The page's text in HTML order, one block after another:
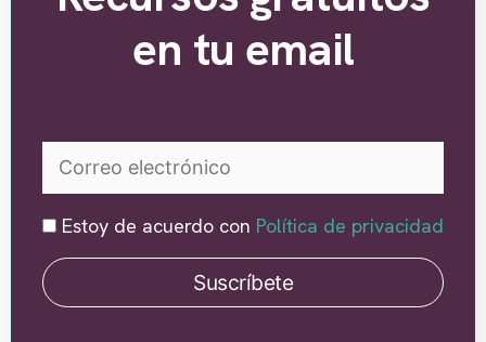
en tu email
Estoy de acuerdo con Política de privacidad
Suscríbete